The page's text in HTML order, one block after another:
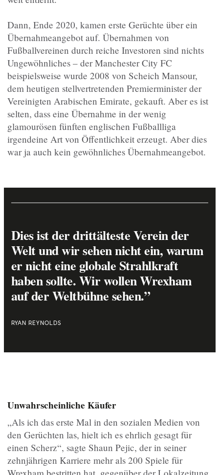
Dann, Ende 2020, kamen erste Gerüchte über ein
Übernahmeangebot auf. Übernahmen von
Fußballvereinen durch reiche Investoren sind nichts
Ungewöhnliches – der Manchester City FC
beispielsweise wurde 2008 von Scheich Mansour,
dem heutigen stellvertretenden Premierminister der
Vereinigten Arabischen Emirate, gekauft. Aber es ist
selten, dass eine Übernahme in der wenig
glamourösen fünften englischen Fußballliga
irgendeine Art von Öffentlichkeit erzeugt. Aber dies
war ja auch kein gewöhnliches Übernahmeangebot.
Dies ist der drittälteste Verein der
Welt und wir sehen nicht ein, warum
er nicht eine globale Strahlkraft
haben sollte. Wir wollen Wrexham
auf der Weltbühne sehen.”
RYAN REYNOLDS
Unwahrscheinliche Käufer
„Als ich das erste Mal in den sozialen Medien von
den Gerüchten las, hielt ich es ehrlich gesagt für
einen Scherz“, sagte Shaun Pejic, der in seiner
zehnjährigen Karriere mehr als 200 Spiele für